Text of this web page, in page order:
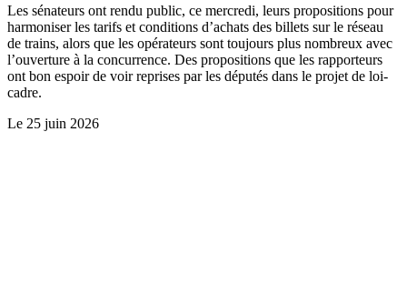
Les sénateurs ont rendu public, ce mercredi, leurs propositions pour
harmoniser les tarifs et conditions d’achats des billets sur le réseau
de trains, alors que les opérateurs sont toujours plus nombreux avec
l’ouverture à la concurrence. Des propositions que les rapporteurs
ont bon espoir de voir reprises par les députés dans le projet de loi-
cadre.
Le 25 juin 2026